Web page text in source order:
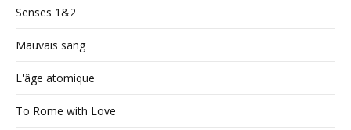
Senses 1&2
Mauvais sang
L'âge atomique
To Rome with Love